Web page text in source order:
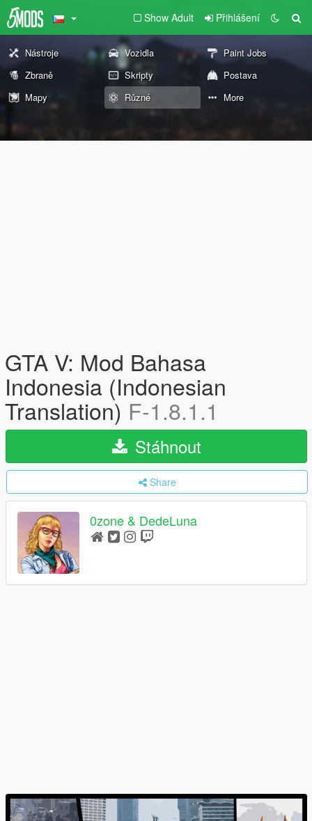
Show Adult Přihlášení
Nástroje Vozidla
Paint Jobs
Zbraně
Skripty
Postava
Mapy
Různé More
GTA V: Mod Bahasa
Indonesia (Indonesian
Translation) F-1.8.1.1
Stáhnout
Share
0zone & DedeLuna